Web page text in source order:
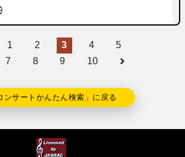
1 2 3 4
5
7 8 9 10
ンサートかんたん検索」に戻る